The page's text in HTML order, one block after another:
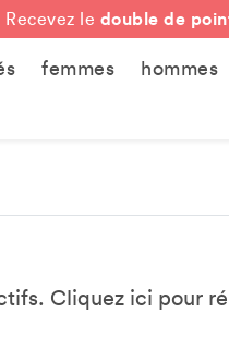
Recevez le double de
femmes hommes
Cliquez ici pour